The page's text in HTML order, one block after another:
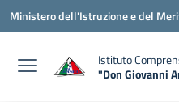
Vai ai contenuti
Vai al menu di navigazione
Vai al footer
Ministero dell'Istruzione e del
Istituto
"Don Giovanni